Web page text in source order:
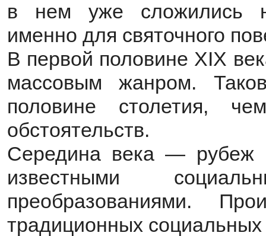
в нем уже сложились
именно для святочного
В первой половине XIX
массовым жанром.
половине столетия,
обстоятельств.
Середина века — рубеж
известными
преобразованиями.
традиционных социальных